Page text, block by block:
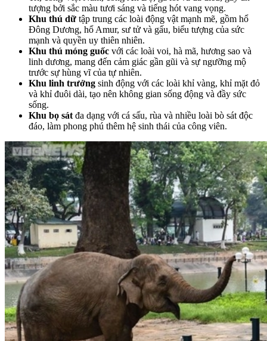
tượng bởi sắc màu tươi sáng và tiếng hót vang vọng.
Khu thú dữ tập trung các loài động vật mạnh mẽ, gồm hổ
Đông Dương, hổ Amur, sư tử và gấu, biểu tượng của sức
mạnh và quyền uy thiên nhiên.
Khu thú móng guốc với các loài voi, hà mã, hương sao và
linh dương, mang đến cảm giác gần gũi và sự ngưỡng mộ
trước sự hùng vĩ của tự nhiên.
Khu linh trưởng sinh động với các loài khỉ vàng, khỉ mặt đỏ
và khỉ đuôi dài, tạo nên không gian sống động và đầy sức
sống.
Khu bọ sát đa dạng với cá sấu, rùa và nhiều loài bò sát độc
đáo, làm phong phú thêm hệ sinh thái của công viên.